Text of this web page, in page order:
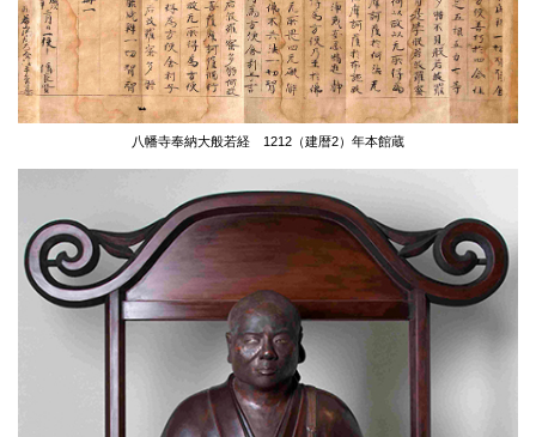
八幡寺奉納大般若経 1212（建暦2）年本館蔵